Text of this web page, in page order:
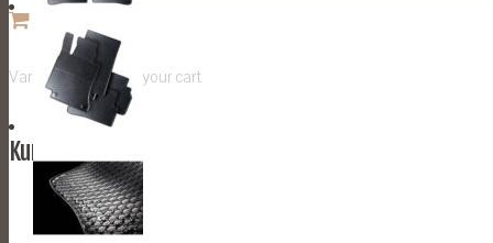
Vare was added to your cart
Kurv